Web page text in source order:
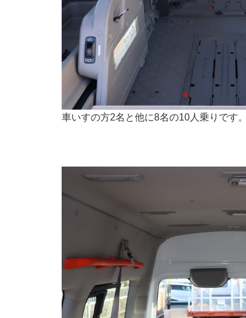
車いすの方2名と他に8名の10人乗りです。